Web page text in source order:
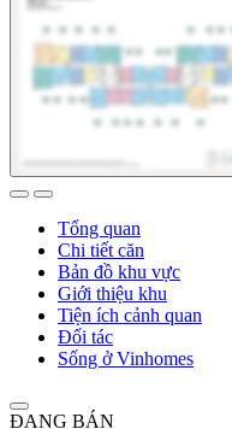
Tổng quan
Chi tiết căn
Bản đồ khu vực
Giới thiệu khu
Tiện ích cảnh quan
Đối tác
Sống ở Vinhomes
ĐANG BÁN